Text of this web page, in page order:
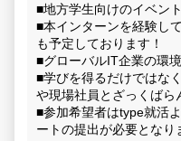
■地方学生向けのイベン
■本インターンを経験し
も予定しております！
■グローバルIT企業の環
■学びを得るだけではな
や現場社員とざっくばら
■参加希望者はtype就活
ートの提出が必要となり